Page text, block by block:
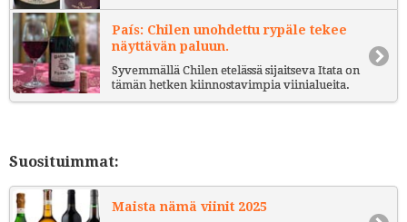
País: Chilen unohdettu rypäle tekee
näyttävän paluun.
Syvemmällä Chilen etelässä sijaitseva Itata on
tämän hetken kiinnostavimpia viinialueita.
Suosituimmat:
Maista nämä viinit 2025